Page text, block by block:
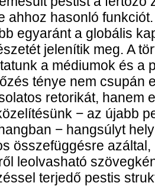
ahhoz hasonló
egyaránt a globális
jelenítik meg. A
a médiumok és a
ténye nem csupán
retorikát, hanem
− az újabb
− hangsúlyt
összefüggésre
leolvasható
terjedő pestis